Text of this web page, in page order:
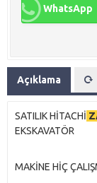
WhatsApp
Açıklama
SATILIK HİTACHİ
EKSKAVATÖR
MAKİNE HİÇ